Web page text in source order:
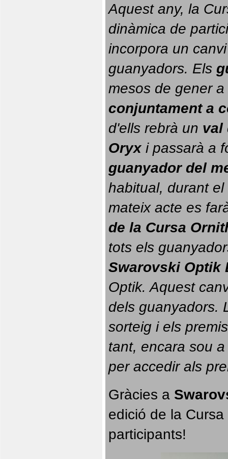
Aquest any, la
dinàmica de
incorpora un
guanyadors. Els
conjuntament a
d'ells rebrà un val
Oryx i passarà a
guanyador del
habitual, durant el
mateix acte es
de la Cursa
tots els
Swarovski Optik
Optik. Aquest
dels guanyadors.
sorteig i els
tant, encara sou
per accedir als
Gràcies a
edició de la
participants!